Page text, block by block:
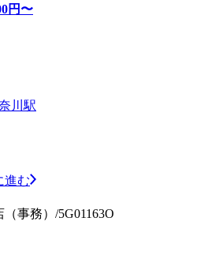
円〜
川駅
進む
事務）/5G01163O